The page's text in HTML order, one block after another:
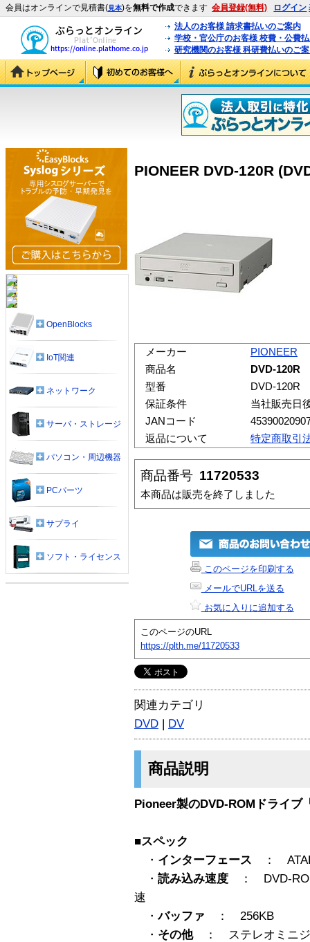
会員はオンラインで見積書(見本)を無料で作成できます 会員登録(無料) ログイン
法人のお客様 請求書払いのご案内
学校・官公庁のお客様 校費・公費
研究機関のお客様 科研費払いのご
PIONEER DVD-120R
メーカー
PIONEER
商品名
DVD-120R
型番
DVD-120R
保証条件
当社販売日
JANコード
返品について
特定商取引
商品番号 11720533
本商品は販売を終了しました
このページを印刷する
メールでURLを送る
お気に入りに追加する
このページのURL
https://plth.me/11720533
関連カテゴリ
DVD | DV
商品説明
Pioneer製のDVD-ROMドライブ
■スペック
・ インターフェース ：
・ 読み込み速度 ： DVD-
速
・バッファ ： 256KB
・ その他： ステレオミニジ
OpenBlocks
IoT関連
ネットワーク
サーバ・ストレージ
パソコン・周辺機器
PCパーツ
サプライ
ソフト・ライセンス